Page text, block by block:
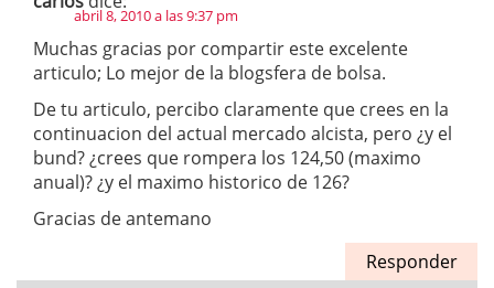
abril 8, 2010 a las 9:37 pm
Muchas gracias por compartir este excelente
articulo; Lo mejor de la blogsfera de bolsa.
De tu articulo, percibo claramente que crees en la
continuacion del actual mercado alcista, pero ¿y el
bund? ¿crees que rompera los 124,50 (maximo
anual)? ¿y el maximo historico de 126?
Gracias de antemano
Responder